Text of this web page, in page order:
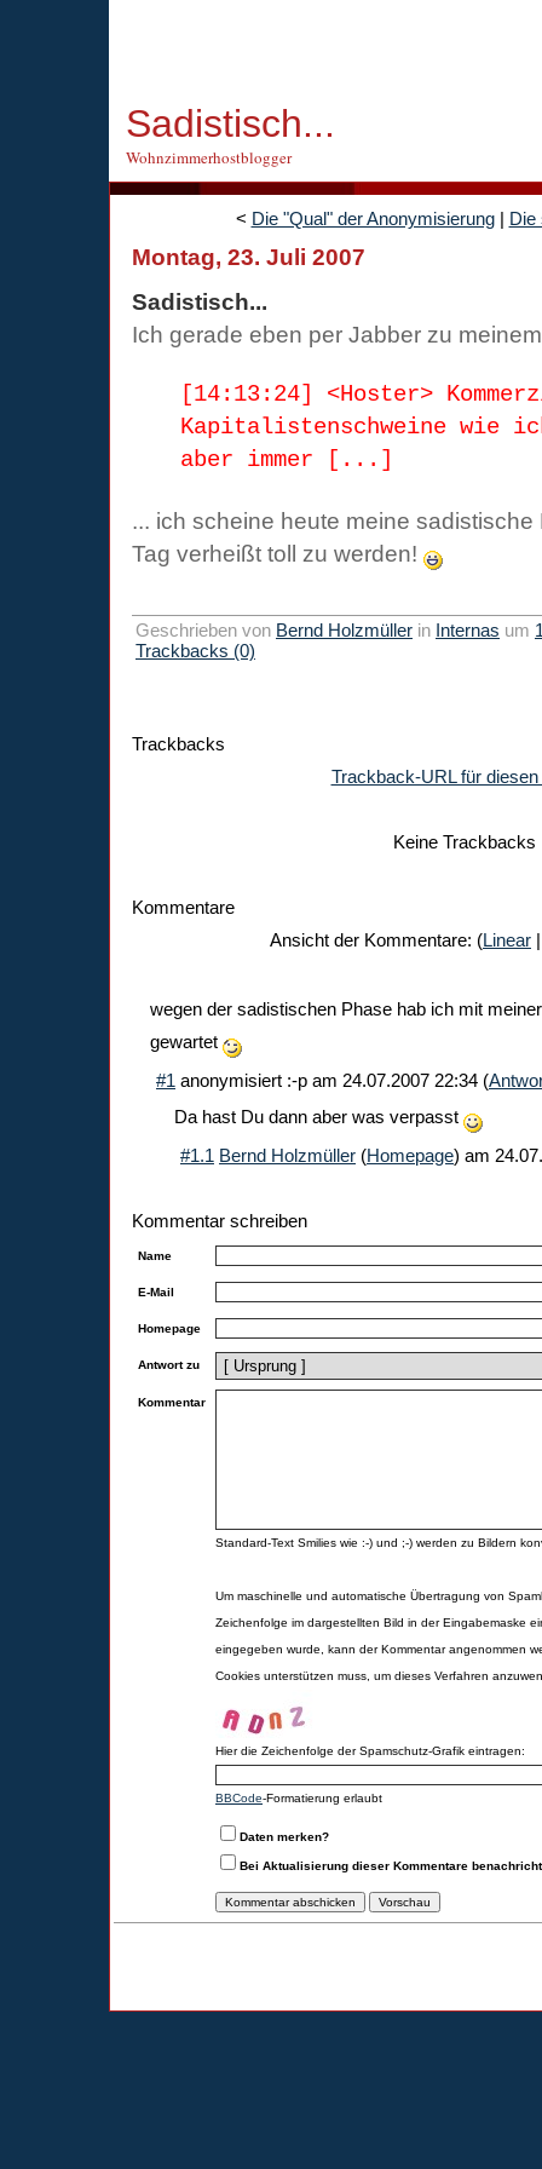
Sadistisch...
Wohnzimmerhostblogger
< Die "Qual" der Anonymisierung | Die
Montag, 23. Juli 2007
Sadistisch...
Ich gerade eben per Jabber zu
[14:13:24] <Hoster>
Kapitalistenschweine wie
aber immer [...]
... ich scheine heute meine
Tag verheißt toll zu werden!
Geschrieben von Bernd Holzmüller in Internas um
Trackbacks (0)
Trackbacks
Trackback-URL für diesen
Keine Trackbacks
Kommentare
Ansicht der Kommentare: (Linear
wegen der sadistischen Phase hab ich mit
gewartet
#1 anonymisiert :-p am 24.07.2007 22:34 (
Da hast Du dann aber was verpasst
#1.1 Bernd Holzmüller (Homepage) am
Kommentar schreiben
Name
E-Mail
Homepage
Antwort zu
Kommentar
Standard-Text Smilies wie :-) und ;-) werden zu Bildern
Um maschinelle und automatische Übertragung von
Zeichenfolge im dargestellten Bild in der Eingabemaske
eingegeben wurde, kann der Kommentar angenommen
Cookies unterstützen muss, um dieses Verfahren
Hier die Zeichenfolge der Spamschutz-Grafik eintragen:
BBCode-Formatierung erlaubt
Daten merken?
Bei Aktualisierung dieser Kommentare